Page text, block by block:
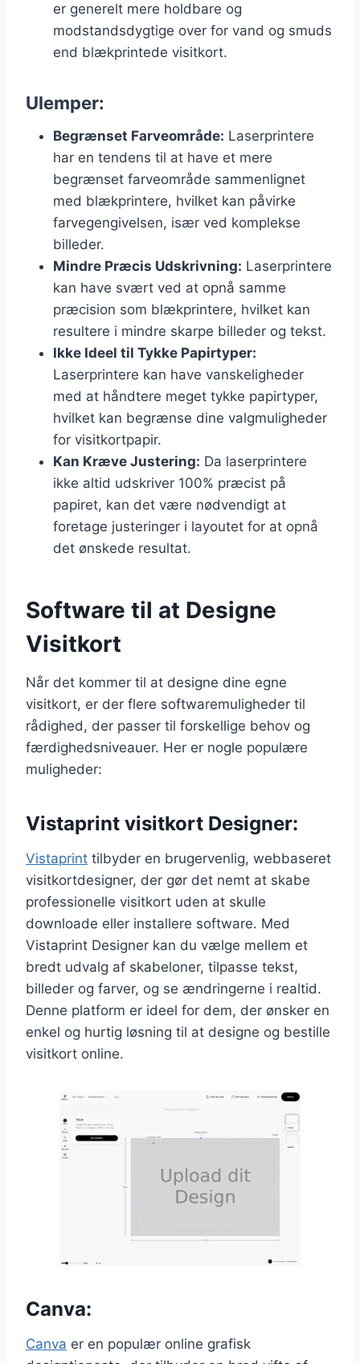
er generelt mere holdbare og
modstandsdygtige over for vand og smuds
end blækprintede visitkort.
Ulemper:
Begrænset Farveområde: Laserprintere
har en tendens til at have et mere
begrænset farveområde sammenlignet
med blækprintere, hvilket kan påvirke
farvegengivelsen, især ved komplekse
billeder.
Mindre Præcis Udskrivning: Laserprintere
kan have svært ved at opnå samme
præcision som blækprintere, hvilket kan
resultere i mindre skarpe billeder og tekst.
Ikke Ideel til Tykke Papirtyper:
Laserprintere kan have vanskeligheder
med at håndtere meget tykke papirtyper,
hvilket kan begrænse dine valgmuligheder
for visitkortpapir.
Kan Kræve Justering: Da laserprintere
ikke altid udskriver 100% præcist på
papiret, kan det være nødvendigt at
foretage justeringer i layoutet for at opnå
det ønskede resultat.
Software til at Designe
Visitkort
Når det kommer til at designe dine egne
visitkort, er der flere softwaremuligheder til
rådighed, der passer til forskellige behov og
færdighedsniveauer. Her er nogle populære
muligheder:
Vistaprint visitkort Designer:
Vistaprint tilbyder en brugervenlig, webbaseret
visitkortdesigner, der gør det nemt at skabe
professionelle visitkort uden at skulle
downloade eller installere software. Med
Vistaprint Designer kan du vælge mellem et
bredt udvalg af skabeloner, tilpasse tekst,
billeder og farver, og se ændringerne i realtid.
Denne platform er ideel for dem, der ønsker en
enkel og hurtig løsning til at designe og bestille
visitkort online.
Canva:
Canva er en populær online grafisk